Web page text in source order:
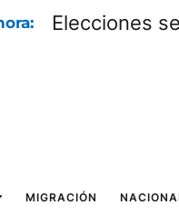
Elecciones
MIGRACIÓN